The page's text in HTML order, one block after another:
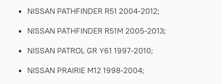
NISSAN PATHFINDER R51 2004-2012;
NISSAN PATHFINDER R51M 2005-2013;
NISSAN PATROL GR Y61 1997-2010;
NISSAN PRAIRIE M12 1998-2004;